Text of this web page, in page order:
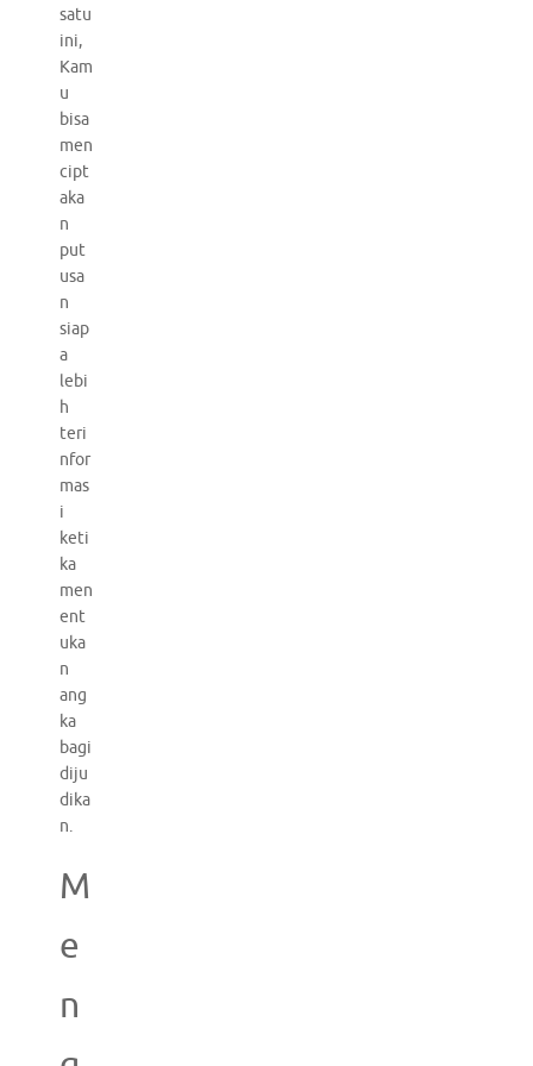
satu
ini,
Kam
u
bisa
men
cipt
aka
n
put
usa
n
siap
a
lebi
h
teri
nfor
mas
i
keti
ka
men
ent
uka
n
ang
ka
bagi
diju
dika
n.
M
e
n